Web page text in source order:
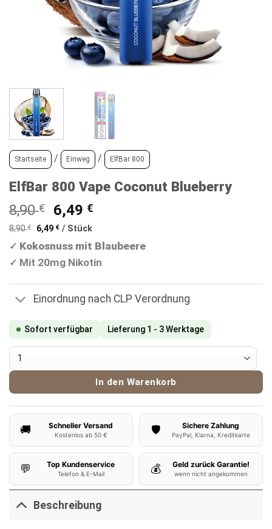
Startseite / Einweg / ElfBar 800
ElfBar 800 Vape Coconut Blueberry
8,90€
Ursprünglicher
Preis
8,90 €
6,49 €Aktueller
ist:
6,49 €.
8,90€ 6,49€ / Stück
✓ Kokosnuss mit Blaubeere
✓ Mit 20mg Nikotin
Einordnung nach CLP Verordnung
Sofort verfügbar Lieferung 1 - 3 Werktage
ElfBar 800 Vape Coconut Blueberry Menge
In den Warenkorb
🚚 Schneller Versand
Kostenlos ab 50 € 🛡️ Sichere Zahlung
PayPal, Klarna, Kreditkarte
💬 Top Kundenservice
Telefon & E-Mail 💰 Geld zurück Garantie!
wenn nicht angekommen
Beschreibung